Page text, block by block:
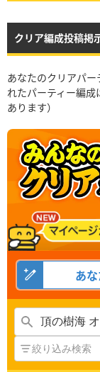
クリア編成投稿掲
あなたのクリアパ
れたパーティー編
あります）
あ
絞り込み検索